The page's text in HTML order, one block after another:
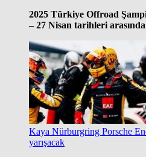
2025 Türkiye Offroad
– 27 Nisan tarihleri
Kaya Nürburgring Porsche
yarışacak